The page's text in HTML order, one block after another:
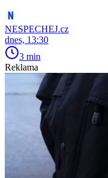
NESPECHEJ.cz
dnes, 13:30
3 min
Reklama